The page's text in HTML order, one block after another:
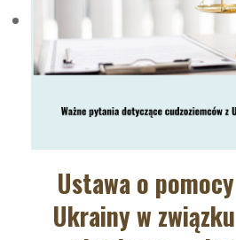
Ustawa o
Ukrainy w